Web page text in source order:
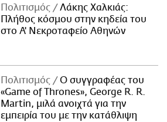
Πολιτισμός
Λάκης Χαλκιάς:
Πλήθος κόσμου στην κηδεία του
στο Α' Νεκροταφείο Αθηνών
Πολιτισμός
Ο συγγραφέας του
«Game of Thrones», George R. R.
Martin, μιλά ανοιχτά για την
εμπειρία του με την κατάθλιψη